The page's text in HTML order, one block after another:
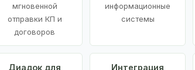
мгновенной
отправки КП и
договоров
информационные
системы
Диадок для
Интеграция